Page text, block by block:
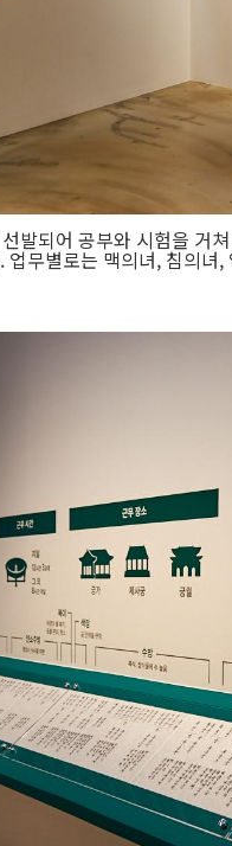
발되어 공부와 시험을 거
업무별로는 맥의녀, 침의